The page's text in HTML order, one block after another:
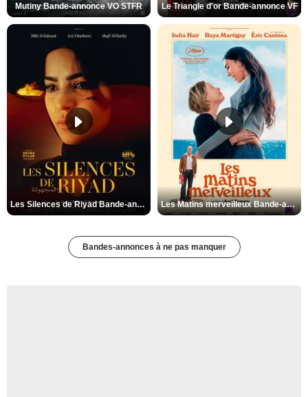
Mutiny Bande-annonce VO STFR Le Triangle d'or Bande-annonce VF
Les Silences de Riyad Bande-annonce VO STFR Les Matins merveilleux Bande-annonce VF
Bandes-annonces à ne pas manquer